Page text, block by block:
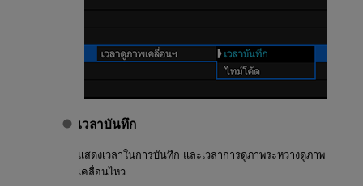
เวลาบันทึก
แสดงเวลาในการบันทึก และเวลาการดูภาพระหว่างดูภาพ
เคลื่อนไหว